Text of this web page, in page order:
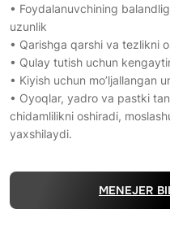
• Foydalanuvchining
uzunlik
• Qarishga qarshi va tezlikni
• Qulay tutish uchun
• Kiyish uchun mo’ljallangan
• Oyoqlar, yadro va pastki
chidamlilikni oshiradi,
yaxshilaydi.
MENEJER